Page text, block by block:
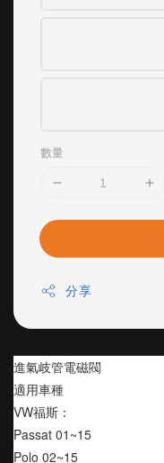
數量
分享
進氣岐管電磁閥
適用車種
VW福斯：
Passat 01~15
Polo 02~15